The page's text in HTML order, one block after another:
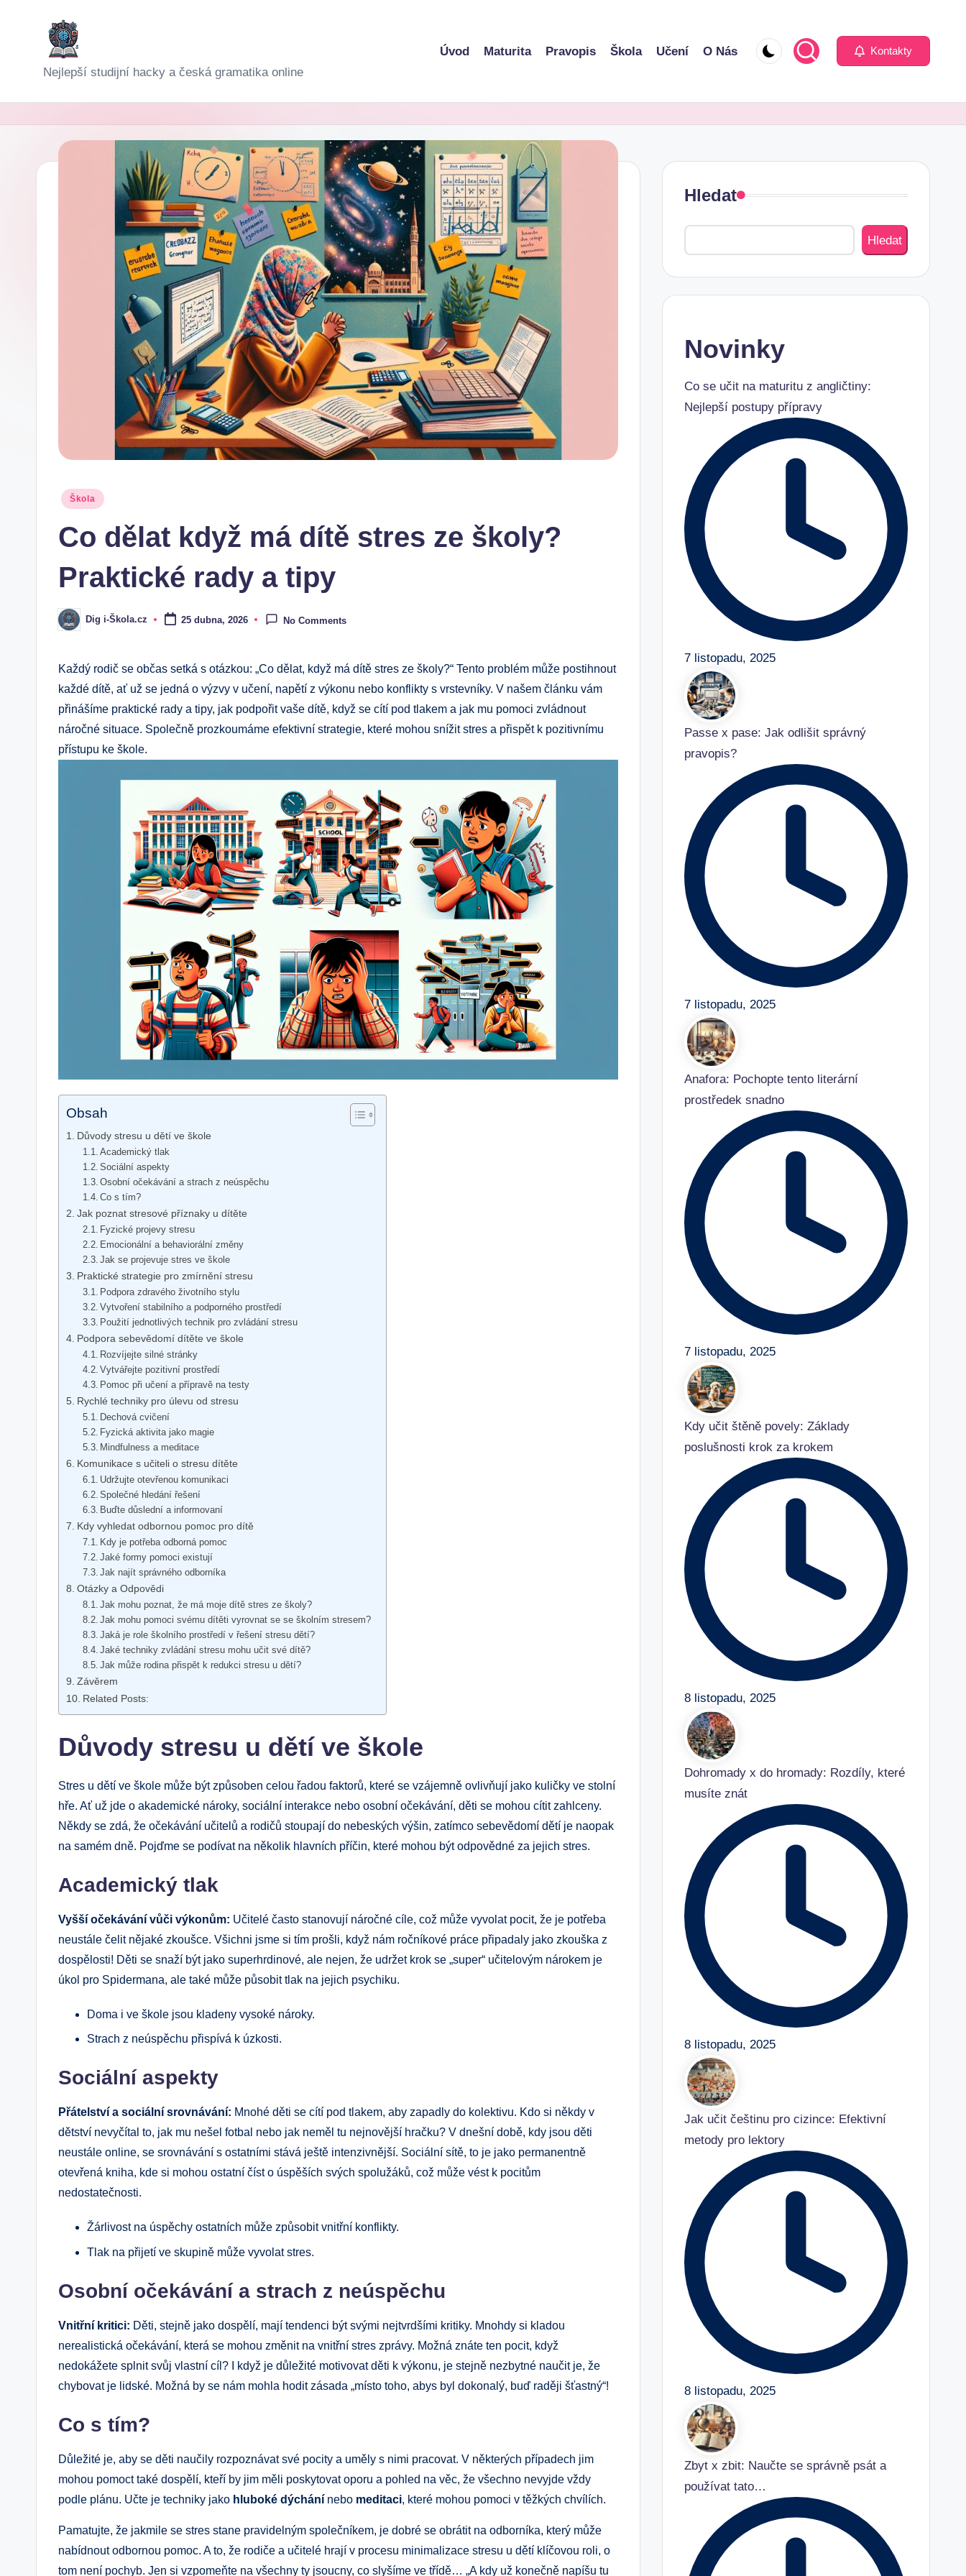
D
i
i-
Nejlepší studijní hacky a česká gramatika online
Úvod Maturita Pravopis Škola Učení O Nás Kontakty
Posted
Škola
Co dělat když má dítě stres ze školy?
Praktické rady a tipy
Posted
by
Dig i-Škola.cz 25 dubna, 2026 No Comments
Každý rodič se občas setká s otázkou: „Co dělat, když má dítě stres ze školy?“ Tento problém může postihnout
každé dítě, ať už se jedná o výzvy v učení, napětí z výkonu nebo konflikty s vrstevníky. V našem článku vám
přinášíme praktické rady a tipy, jak podpořit vaše dítě, když se cítí pod tlakem a jak mu pomoci zvládnout
náročné situace. Společně prozkoumáme efektivní strategie, které mohou snížit stres a přispět k pozitivnímu
přístupu ke škole.
Obsah
Důvody stresu u dětí ve škole
Academický tlak
Sociální aspekty
Osobní očekávání a strach z neúspěchu
Co s tím?
Jak poznat stresové příznaky u dítěte
Fyzické projevy stresu
Emocionální a behaviorální změny
Jak se projevuje stres ve škole
Praktické strategie pro zmírnění stresu
Podpora zdravého životního stylu
Vytvoření stabilního a podporného prostředí
Použití jednotlivých technik pro zvládání stresu
Podpora sebevědomí dítěte ve škole
Rozvíjejte silné stránky
Vytvářejte pozitivní prostředí
Pomoc při učení a přípravě na testy
Rychlé techniky pro úlevu od stresu
Dechová cvičení
Fyzická aktivita jako magie
Mindfulness a meditace
Komunikace s učiteli o stresu dítěte
Udržujte otevřenou komunikaci
Společné hledání řešení
Buďte důslední a informovaní
Kdy vyhledat odbornou pomoc pro dítě
Kdy je potřeba odborná pomoc
Jaké formy pomoci existují
Jak najít správného odborníka
Otázky a Odpovědi
Jak mohu poznat, že má moje dítě stres ze školy?
Jak mohu pomoci svému dítěti vyrovnat se se školním stresem?
Jaká je role školního prostředí v řešení stresu dětí?
Jaké techniky zvládání stresu mohu učit své dítě?
Jak může rodina přispět k redukci stresu u dětí?
Závěrem
Related Posts:
Důvody stresu u dětí ve škole
Stres u dětí ve škole může být způsoben celou řadou faktorů, které se vzájemně ovlivňují jako kuličky ve stolní
hře. Ať už jde o akademické nároky, sociální interakce nebo osobní očekávání, děti se mohou cítit zahlceny.
Někdy se zdá, že očekávání učitelů a rodičů stoupají do nebeských výšin, zatímco sebevědomí dětí je naopak
na samém dně. Pojďme se podívat na několik hlavních příčin, které mohou být odpovědné za jejich stres.
Academický tlak
Vyšší očekávání vůči výkonům: Učitelé často stanovují náročné cíle, což může vyvolat pocit, že je potřeba
neustále čelit nějaké zkoušce. Všichni jsme si tím prošli, když nám ročníkové práce připadaly jako zkouška z
dospělosti! Děti se snaží být jako superhrdinové, ale nejen, že udržet krok se „super“ učitelovým nárokem je
úkol pro Spidermana, ale také může působit tlak na jejich psychiku.
Doma i ve škole jsou kladeny vysoké nároky.
Strach z neúspěchu přispívá k úzkosti.
Sociální aspekty
Přátelství a sociální srovnávání: Mnohé děti se cítí pod tlakem, aby zapadly do kolektivu. Kdo si někdy v
dětství nevyčítal to, jak mu nešel fotbal nebo jak neměl tu nejnovější hračku? V dnešní době, kdy jsou děti
neustále online, se srovnávání s ostatními stává ještě intenzivnější. Sociální sítě, to je jako permanentně
otevřená kniha, kde si mohou ostatní číst o úspěších svých spolužáků, což může vést k pocitům
nedostatečnosti.
Žárlivost na úspěchy ostatních může způsobit vnitřní konflikty.
Tlak na přijetí ve skupině může vyvolat stres.
Osobní očekávání a strach z neúspěchu
Vnitřní kritici: Děti, stejně jako dospělí, mají tendenci být svými nejtvrdšími kritiky. Mnohdy si kladou
nerealistická očekávání, která se mohou změnit na vnitřní stres zprávy. Možná znáte ten pocit, když
nedokážete splnit svůj vlastní cíl? I když je důležité motivovat děti k výkonu, je stejně nezbytné naučit je, že
chybovat je lidské. Možná by se nám mohla hodit zásada „místo toho, abys byl dokonalý, buď raději šťastný“!
Co s tím?
Důležité je, aby se děti naučily rozpoznávat své pocity a uměly s nimi pracovat. V některých případech jim
mohou pomoct také dospělí, kteří by jim měli poskytovat oporu a pohled na věc, že všechno nevyjde vždy
podle plánu. Učte je techniky jako hluboké dýchání nebo meditaci, které mohou pomoci v těžkých chvílích.
Pamatujte, že jakmile se stres stane pravidelným společníkem, je dobré se obrátit na odborníka, který může
nabídnout odbornou pomoc. A to, že rodiče a učitelé hrají v procesu minimalizace stresu u dětí klíčovou roli, o
tom není pochyb. Jen si vzpomeňte na všechny ty jsoucny, co slyšíme ve třídě… „A kdy už konečně napíšu tu
Hledat
Hledat
Novinky
Co se učit na maturitu z angličtiny:
Nejlepší postupy přípravy
7 listopadu, 2025
Passe x pase: Jak odlišit správný
pravopis?
7 listopadu, 2025
Anafora: Pochopte tento literární
prostředek snadno
7 listopadu, 2025
Kdy učit štěně povely: Základy
poslušnosti krok za krokem
8 listopadu, 2025
Dohromady x do hromady: Rozdíly, které
musíte znát
8 listopadu, 2025
Jak učit češtinu pro cizince: Efektivní
metody pro lektory
8 listopadu, 2025
Zbyt x zbit: Naučte se správně psát a
používat tato…